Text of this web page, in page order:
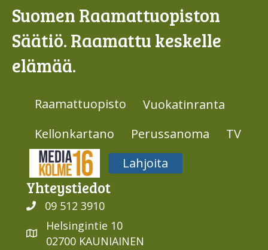
Suomen Raamattuopiston
Säätiö. Raamattu keskelle
elämää.
Raamattuopisto
Vuokatinranta
Kellonkartano
Perussanoma
TV
Media316
Lahjoita
Yhteys­tiedot
09 512 3910
Helsingintie 10
02700 KAUNIAINEN